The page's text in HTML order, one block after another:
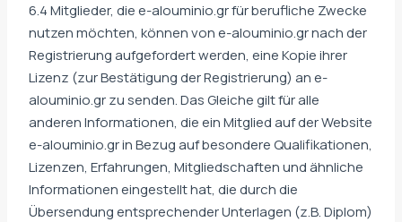
6.4 Mitglieder, die e-alouminio.gr für berufliche Zwecke
nutzen möchten, können von e-alouminio.gr nach der
Registrierung aufgefordert werden, eine Kopie ihrer
Lizenz (zur Bestätigung der Registrierung) an e-
alouminio.gr zu senden. Das Gleiche gilt für alle
anderen Informationen, die ein Mitglied auf der Website
e-alouminio.gr in Bezug auf besondere Qualifikationen,
Lizenzen, Erfahrungen, Mitgliedschaften und ähnliche
Informationen eingestellt hat, die durch die
Übersendung entsprechender Unterlagen (z.B. Diplom)